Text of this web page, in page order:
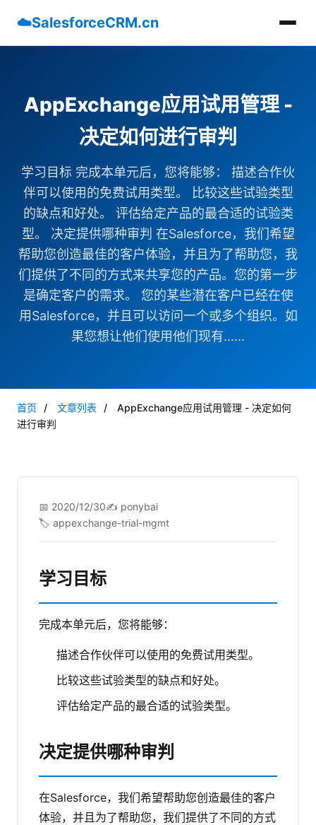
☁️SalesforceCRM.cn
AppExchange应用试用管理 -
决定如何进行审判
学习目标 完成本单元后，您将能够： 描述合作伙
伴可以使用的免费试用类型。 比较这些试验类型
的缺点和好处。 评估给定产品的最合适的试验类
型。 决定提供哪种审判 在Salesforce，我们希望
帮助您创造最佳的客户体验，并且为了帮助您，我
们提供了不同的方式来共享您的产品。您的第一步
是确定客户的需求。 您的某些潜在客户已经在使
用Salesforce，并且可以访问一个或多个组织。如
果您想让他们使用他们现有......
首页 / 文章列表 /
AppExchange应用试用管理 - 决定如何
进行审判
📅 2020/12/30✍️ ponybai
🏷️ appexchange-trial-mgmt
学习目标
完成本单元后，您将能够：
描述合作伙伴可以使用的免费试用类型。
比较这些试验类型的缺点和好处。
评估给定产品的最合适的试验类型。
决定提供哪种审判
在Salesforce，我们希望帮助您创造最佳的客户
体验，并且为了帮助您，我们提供了不同的方式